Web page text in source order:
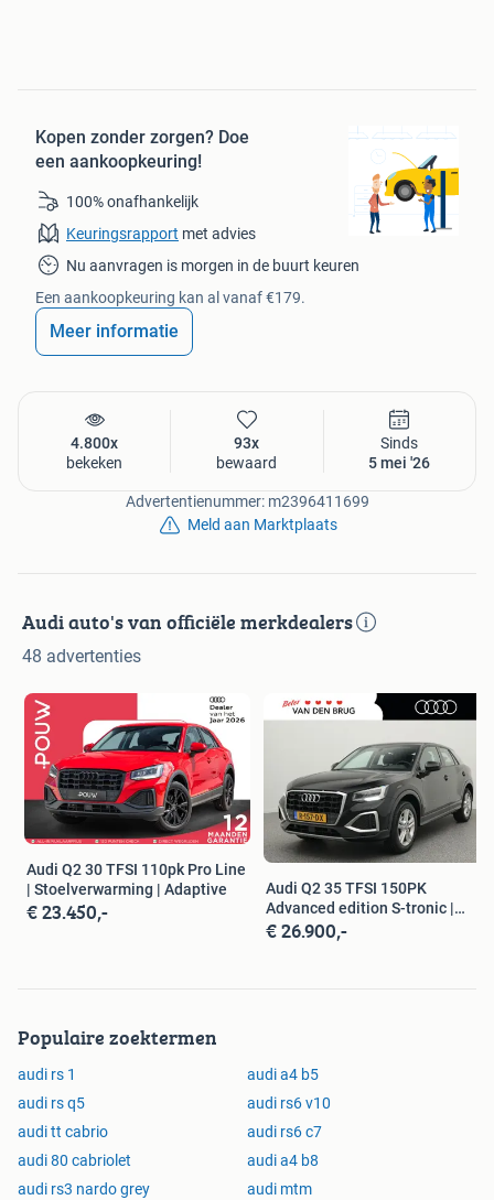
Kopen zonder zorgen? Doe
een aankoopkeuring!
100% onafhankelijk
Keuringsrapport met advies
Nu aanvragen is morgen in de buurt keuren
Een aankoopkeuring kan al vanaf €179.
Meer informatie
4.800x
bekeken
93x
bewaard
Sinds
5 mei '26
Advertentienummer: m2396411699
Meld aan Marktplaats
Audi auto's van officiële merkdealers
48 advertenties
Audi Q2 30 TFSI 110pk Pro Line
| Stoelverwarming | Adaptive
€ 23.450,-
Audi Q2 35 TFSI 150PK
Advanced edition S-tronic |
Standkache
€ 26.900,-
Populaire zoektermen
audi rs 1
audi a4 b5
audi rs q5
audi rs6 v10
audi tt cabrio
audi rs6 c7
audi 80 cabriolet
audi a4 b8
audi rs3 nardo grey
audi mtm